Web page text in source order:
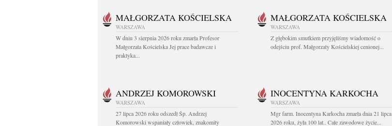
MAŁGORZATA KOŚCIELSKA
WARSZAWA
W dniu 3 sierpnia 2026 roku zmarła Profesor
Małgorzata Kościelska Jej prace badawcze i
praktyka...
MAŁGORZATA KOŚCIELSKA
WARSZAWA
Z głębokim smutkiem przyjęliśmy wiadomość o
odejściu prof. Małgorzaty Kościelskiej cenionej...
ANDRZEJ KOMOROWSKI
WARSZAWA
27 lipca 2026 roku odszedł Śp. Andrzej
Komorowski wspaniały człowiek, znakomity
INOCENTYNA KARKOCHA
WARSZAWA
Mgr farm. Inocentyna Karkocha zmarła dnia 21 lipca
2026 roku, żyła 100 lat.. Całe zawodowe życie...